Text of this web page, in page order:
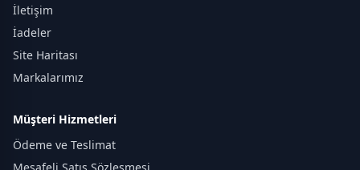
İletişim
İadeler
Site Haritası
Markalarımız
Müşteri Hizmetleri
Ödeme ve Teslimat
Mesafeli Satış Sözleşmesi